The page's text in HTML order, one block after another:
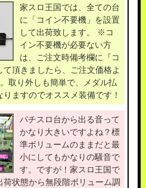
家スロ王国では、全ての台
に「コイン不要機」を設置
して出荷致します。 ※コ
イン不要機が必要ない方
は、ご注文時備考欄に『コ
頂きましたら、ご注文価格よ
取り外しも簡単で、メダル払
ますのでオススメ装備です！
パチスロ台から出る音って
かなり大きいですよね？標
準ボリュームのままだと最
小にしてもかなりの騒音で
す。ですが！家スロ王国で
状態から無段階ボリューム調